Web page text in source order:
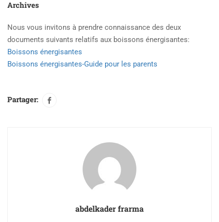
Archives
Nous vous invitons à prendre connaissance des deux
documents suivants relatifs aux boissons énergisantes:
Boissons énergisantes
Boissons énergisantes-Guide pour les parents
Partager:
abdelkader frarma